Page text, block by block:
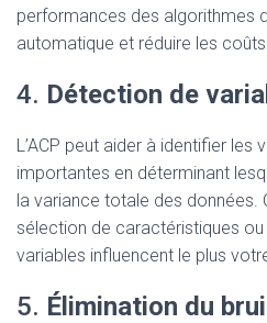
performances des algorithmes
automatique et réduire les
4. Détection de
L’ACP peut aider à identifier les
importantes en déterminant
la variance totale des données.
sélection de caractéristiques
variables influencent le plus
5. Élimination du